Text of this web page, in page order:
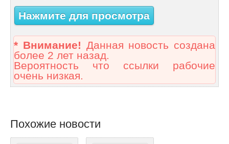
Нажмите для просмотра
* Внимание! Данная новость создана
более 2 лет назад.
Вероятность что ссылки рабочие
очень низкая.
Похожие новости